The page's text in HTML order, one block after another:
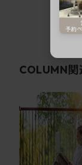
COLUMN